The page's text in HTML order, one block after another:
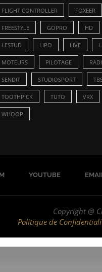
FLIGHT CONTROLLER FOXEER
FREESTYLE GOPRO HD
LESTUD LIPO LIVE
MOTEURS PILOTAGE
SENDIT STUDIOSPORT
TOOTHPICK TUTO VRX
WHOOP
YOUTUBE
Copyright @
Politique de